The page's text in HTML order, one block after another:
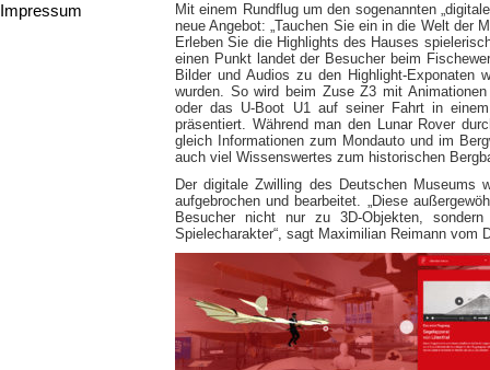
Impressum
Mit einem Rundflug um den sogenannten
neue Angebot: „Tauchen Sie ein in die Welt der
Erleben Sie die Highlights des Hauses
einen Punkt landet der Besucher beim
Bilder und Audios zu den Highlight-Exponaten
wurden. So wird beim Zuse Z3 mit
oder das U-Boot U1 auf seiner Fahrt in
präsentiert. Während man den Lunar Rover
gleich Informationen zum Mondauto und im
auch viel Wissenswertes zum historischen
Der digitale Zwilling des Deutschen Museums
aufgebrochen und bearbeitet. „Diese
Besucher nicht nur zu 3D-Objekten,
Spielecharakter“, sagt Maximilian Reimann vom